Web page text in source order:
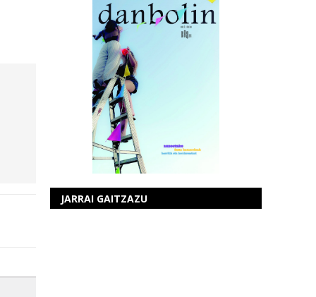
JARRAI GAITZAZU